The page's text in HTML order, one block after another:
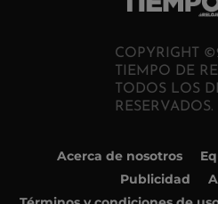
COPYRIGHT
TIEMPO DE
TODOS LOS
RESERVADOS.
Acerca de nosotros
Publicidad